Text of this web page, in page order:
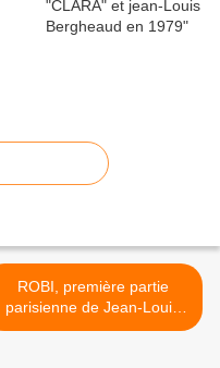
ROBI, première partie
parisienne de Jean-Louis
Murat >